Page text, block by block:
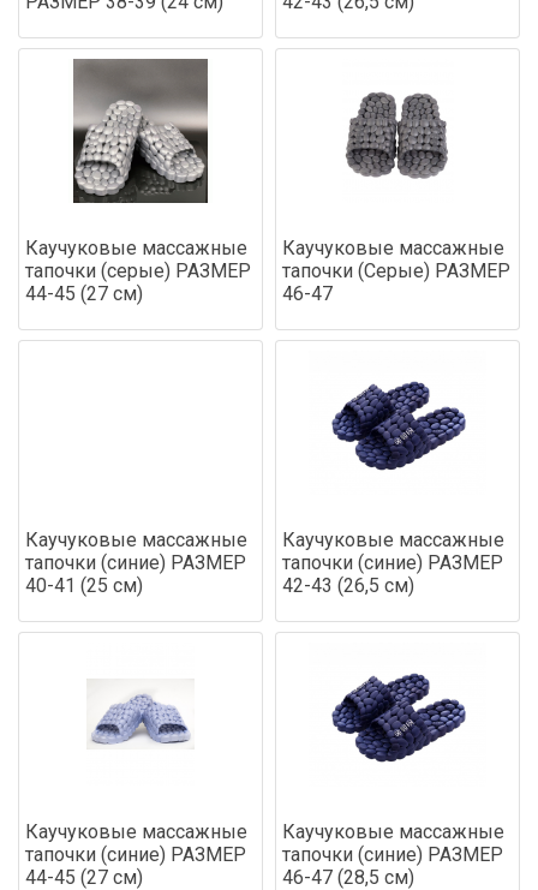
Каучуковые массажные
тапочки (серые) РАЗМЕР
44-45 (27 см)
Каучуковые массажные
тапочки (Серые) РАЗМЕР
46-47
Каучуковые массажные
тапочки (синие) РАЗМЕР
40-41 (25 см)
Каучуковые массажные
тапочки (синие) РАЗМЕР
42-43 (26,5 см)
Каучуковые массажные
тапочки (синие) РАЗМЕР
44-45 (27 см)
Каучуковые массажные
тапочки (синие) РАЗМЕР
46-47 (28,5 см)